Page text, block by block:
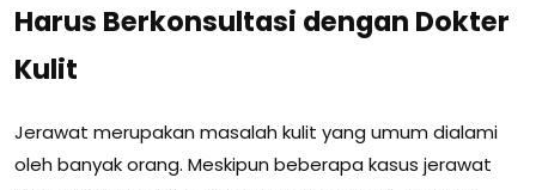
Harus Berkonsultasi dengan Dokter
Kulit
Jerawat merupakan masalah kulit yang umum dialami
oleh banyak orang. Meskipun beberapa kasus jerawat